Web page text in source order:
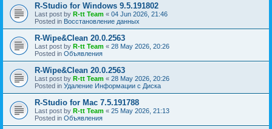
R-Studio for Windows 9.5.191802
Last post by R-tt Team « 04 Jun 2026, 21:46
Posted in Восстановление данных
R-Wipe&Clean 20.0.2563
Last post by R-tt Team « 28 May 2026, 20:26
Posted in Объявления
R-Wipe&Clean 20.0.2563
Last post by R-tt Team « 28 May 2026, 20:26
Posted in Удаление Информации с Диска
R-Studio for Mac 7.5.191788
Last post by R-tt Team « 25 May 2026, 21:13
Posted in Объявления